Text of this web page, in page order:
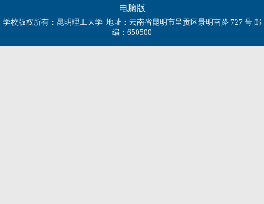
电脑版
学校版权所有：昆明理工大学 |地址：云南省昆明市呈贡区景明南路 727 号|邮
编：650500